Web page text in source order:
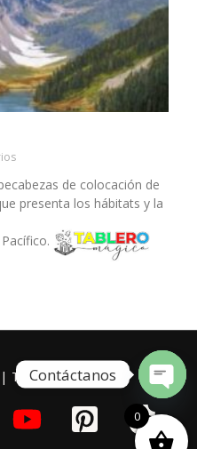
de colocación de
presenta los hábitats y la
Tablero Mágico
0
Contáctanos
Open
chaty